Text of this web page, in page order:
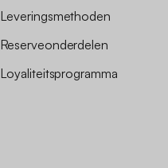
Leveringsmethoden
Reserveonderdelen
Loyaliteitsprogramma